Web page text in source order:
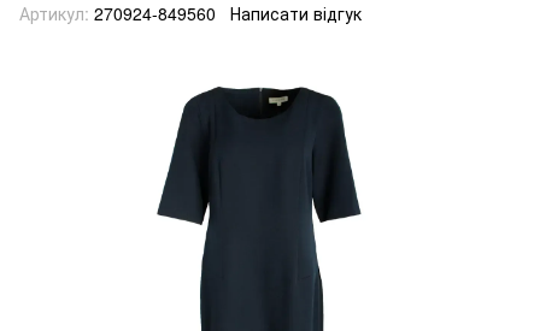
Артикул: 270924-849560 Написати відгук